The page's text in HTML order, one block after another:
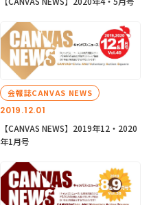
2019.12.01
会報誌CANVAS NEWS
【CANVAS NEWS】2019年12・2020
年1月号